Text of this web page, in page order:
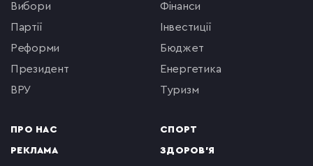
вибори
партії
реформи
президент
ВРУ
ПРО НАС
РЕКЛАМА
фінанси
інвестиції
бюджет
енергетика
туризм
СПОРТ
ЗДОРОВ'Я